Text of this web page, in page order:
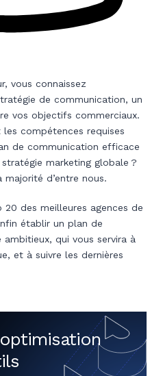
vous connaissez
de communication, un
vos objectifs commerciaux.
compétences requises
de communication efficace
marketing globale ?
d’entre nous.
des meilleures agences de
établir un plan de
qui vous servira à
et à suivre les dernières